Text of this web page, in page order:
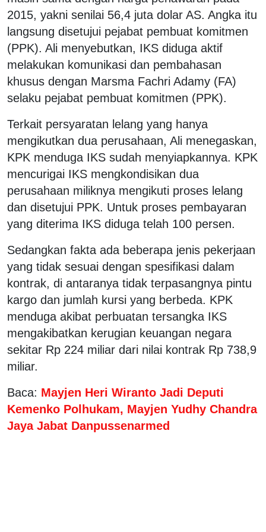
2015, yakni senilai 56,4 juta dolar AS. Angka itu
langsung disetujui pejabat pembuat komitmen
(PPK). Ali menyebutkan, IKS diduga aktif
melakukan komunikasi dan pembahasan
khusus dengan Marsma Fachri Adamy (FA)
selaku pejabat pembuat komitmen (PPK).
Terkait persyaratan lelang yang hanya
mengikutkan dua perusahaan, Ali menegaskan,
KPK menduga IKS sudah menyiapkannya. KPK
mencurigai IKS mengkondisikan dua
perusahaan miliknya mengikuti proses lelang
dan disetujui PPK. Untuk proses pembayaran
yang diterima IKS diduga telah 100 persen.
Sedangkan fakta ada beberapa jenis pekerjaan
yang tidak sesuai dengan spesifikasi dalam
kontrak, di antaranya tidak terpasangnya pintu
kargo dan jumlah kursi yang berbeda. KPK
menduga akibat perbuatan tersangka IKS
mengakibatkan kerugian keuangan negara
sekitar Rp 224 miliar dari nilai kontrak Rp 738,9
miliar.
Baca: Mayjen Heri Wiranto Jadi Deputi
Kemenko Polhukam, Mayjen Yudhy Chandra
Jaya Jabat Danpussenarmed